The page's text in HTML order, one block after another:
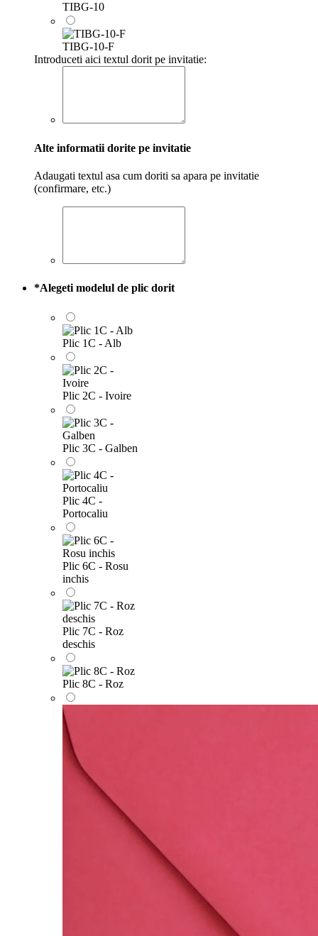
TIBG-10
TIBG-10-F
Introduceti aici textul dorit pe invitatie:
Alte informatii dorite pe invitatie
Adaugati textul asa cum doriti sa apara pe invitatie
(confirmare, etc.)
*Alegeti modelul de plic dorit
Plic 1C - Alb
Plic 2C - Ivoire
Plic 3C - Galben
Plic 4C -
Portocaliu
Plic 6C - Rosu
inchis
Plic 7C - Roz
deschis
Plic 8C - Roz